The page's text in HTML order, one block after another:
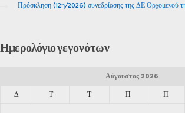
Πρόσκληση (12η/2026) συνεδρίασης της ΔΕ Ορχομενού
Ημερολόγιογεγονότων
Αύγουστος 2026
Δ Τ Τ Π Π